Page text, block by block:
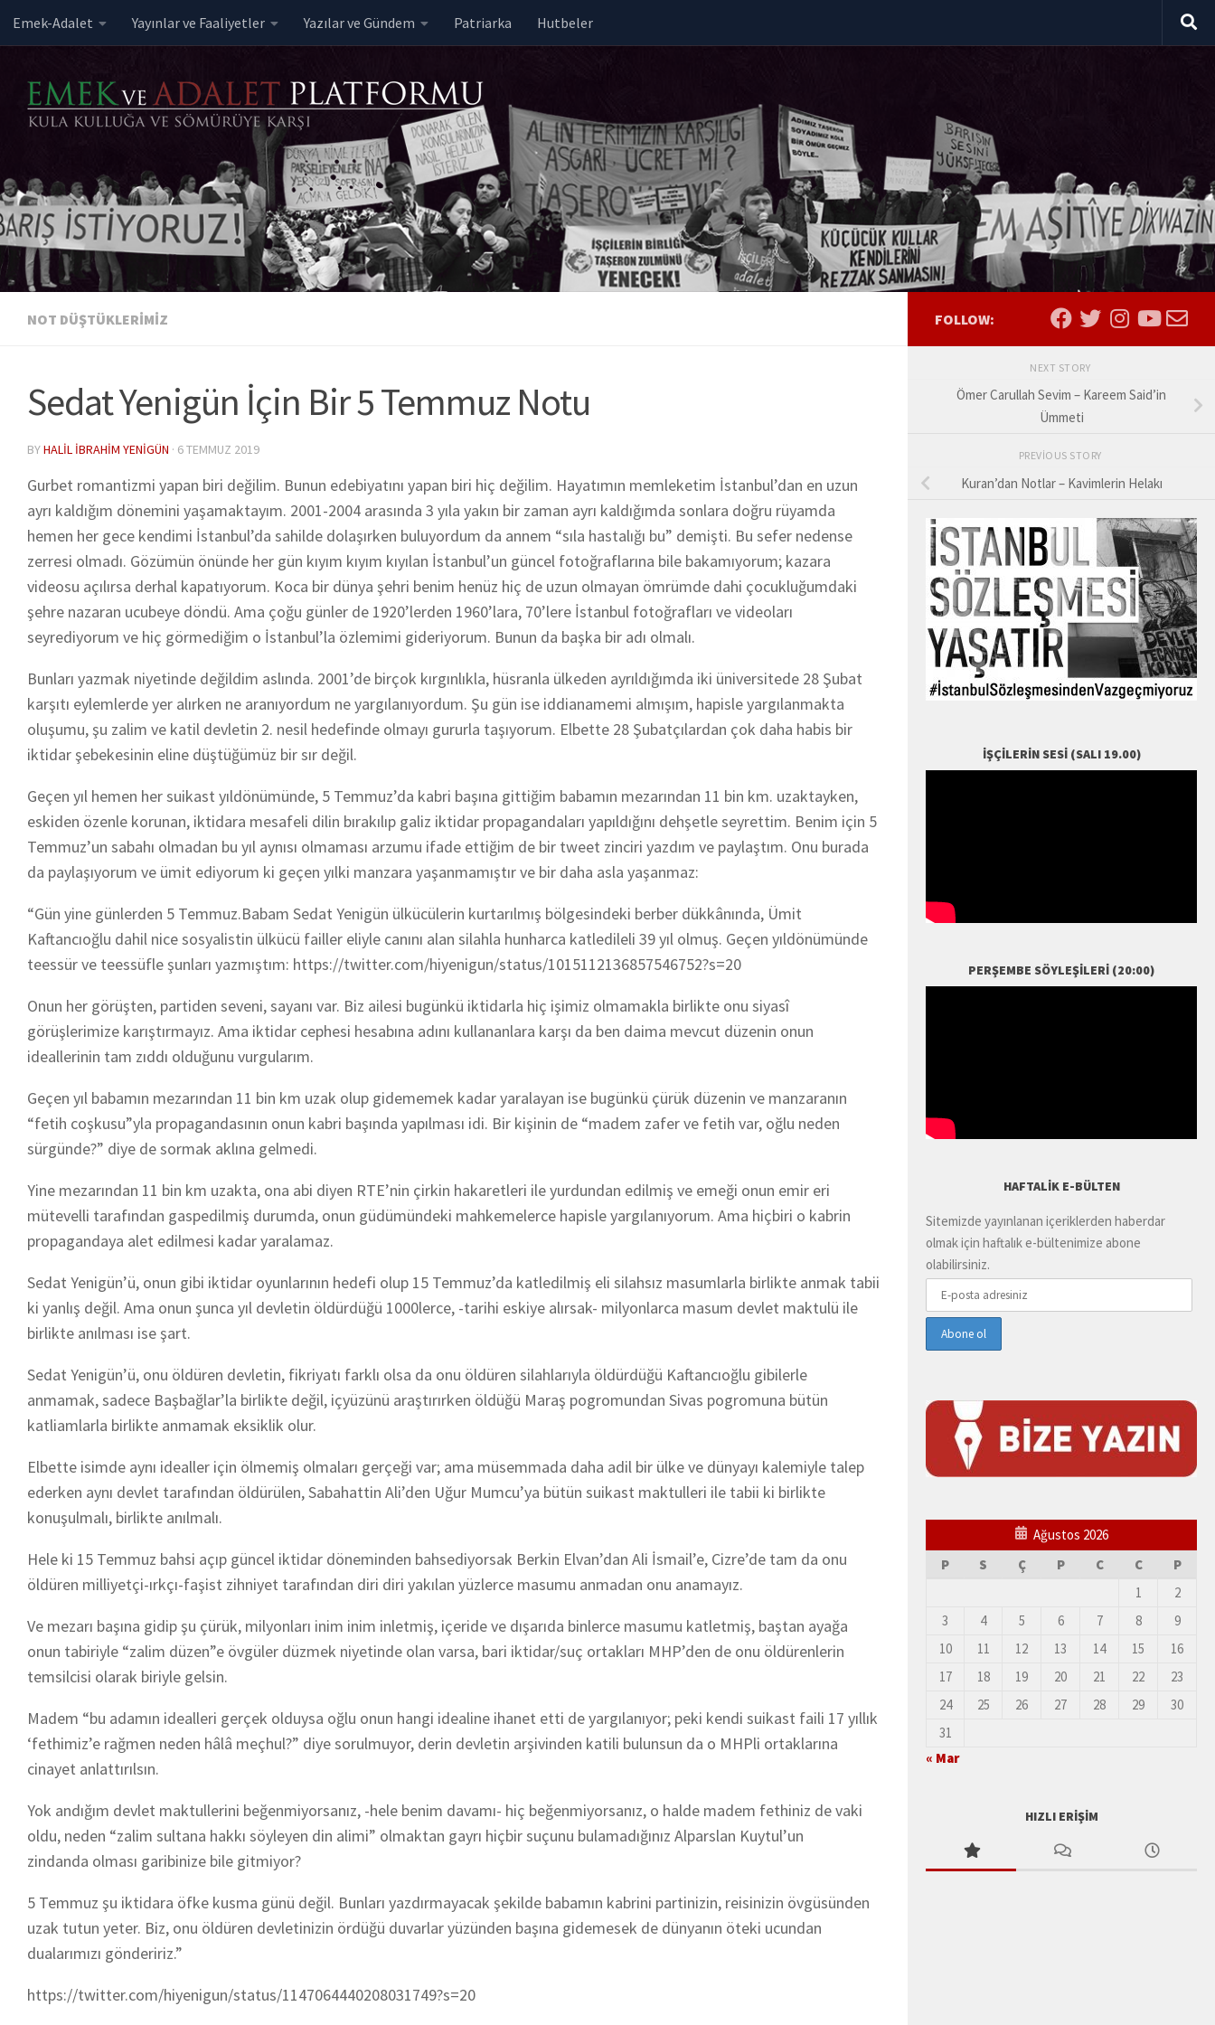
Skip to content
Emek-Adalet Yayınlar ve Faaliyetler Yazılar ve Gündem Patriarka Hutbeler
NOT DÜŞTÜKLERIMIZ
Sedat Yenigün İçin Bir 5 Temmuz Notu
BYHALIL İBRAHIM YENIGÜN · 6 TEMMUZ 2019
Gurbet romantizmi yapan biri değilim. Bunun edebiyatını yapan biri hiç değilim. Hayatımın memleketim İstanbul’dan en uzun
ayrı kaldığım dönemini yaşamaktayım. 2001-2004 arasında 3 yıla yakın bir zaman ayrı kaldığımda sonlara doğru rüyamda
hemen her gece kendimi İstanbul’da sahilde dolaşırken buluyordum da annem “sıla hastalığı bu” demişti. Bu sefer nedense
zerresi olmadı. Gözümün önünde her gün kıyım kıyım kıyılan İstanbul’un güncel fotoğraflarına bile bakamıyorum; kazara
videosu açılırsa derhal kapatıyorum. Koca bir dünya şehri benim henüz hiç de uzun olmayan ömrümde dahi çocukluğumdaki
şehre nazaran ucubeye döndü. Ama çoğu günler de 1920’lerden 1960’lara, 70’lere İstanbul fotoğrafları ve videoları
seyrediyorum ve hiç görmediğim o İstanbul’la özlemimi gideriyorum. Bunun da başka bir adı olmalı.
Bunları yazmak niyetinde değildim aslında. 2001’de birçok kırgınlıkla, hüsranla ülkeden ayrıldığımda iki üniversitede 28 Şubat
karşıtı eylemlerde yer alırken ne aranıyordum ne yargılanıyordum. Şu gün ise iddianamemi almışım, hapisle yargılanmakta
oluşumu, şu zalim ve katil devletin 2. nesil hedefinde olmayı gururla taşıyorum. Elbette 28 Şubatçılardan çok daha habis bir
iktidar şebekesinin eline düştüğümüz bir sır değil.
Geçen yıl hemen her suikast yıldönümünde, 5 Temmuz’da kabri başına gittiğim babamın mezarından 11 bin km. uzaktayken,
eskiden özenle korunan, iktidara mesafeli dilin bırakılıp galiz iktidar propagandaları yapıldığını dehşetle seyrettim. Benim için 5
Temmuz’un sabahı olmadan bu yıl aynısı olmaması arzumu ifade ettiğim de bir tweet zinciri yazdım ve paylaştım. Onu burada
da paylaşıyorum ve ümit ediyorum ki geçen yılki manzara yaşanmamıştır ve bir daha asla yaşanmaz:
“Gün yine günlerden 5 Temmuz.Babam Sedat Yenigün ülkücülerin kurtarılmış bölgesindeki berber dükkânında, Ümit
Kaftancıoğlu dahil nice sosyalistin ülkücü failler eliyle canını alan silahla hunharca katledileli 39 yıl olmuş. Geçen yıldönümünde
teessür ve teessüfle şunları yazmıştım: https://twitter.com/hiyenigun/status/1015112136857546752?s=20
Onun her görüşten, partiden seveni, sayanı var. Biz ailesi bugünkü iktidarla hiç işimiz olmamakla birlikte onu siyasî
görüşlerimize karıştırmayız. Ama iktidar cephesi hesabına adını kullananlara karşı da ben daima mevcut düzenin onun
ideallerinin tam zıddı olduğunu vurgularım.
Geçen yıl babamın mezarından 11 bin km uzak olup gidememek kadar yaralayan ise bugünkü çürük düzenin ve manzaranın
“fetih coşkusu”yla propagandasının onun kabri başında yapılması idi. Bir kişinin de “madem zafer ve fetih var, oğlu neden
sürgünde?” diye de sormak aklına gelmedi.
Yine mezarından 11 bin km uzakta, ona abi diyen RTE’nin çirkin hakaretleri ile yurdundan edilmiş ve emeği onun emir eri
mütevelli tarafından gaspedilmiş durumda, onun güdümündeki mahkemelerce hapisle yargılanıyorum. Ama hiçbiri o kabrin
propagandaya alet edilmesi kadar yaralamaz.
Sedat Yenigün’ü, onun gibi iktidar oyunlarının hedefi olup 15 Temmuz’da katledilmiş eli silahsız masumlarla birlikte anmak tabii
ki yanlış değil. Ama onun şunca yıl devletin öldürdüğü 1000lerce, -tarihi eskiye alırsak- milyonlarca masum devlet maktulü ile
birlikte anılması ise şart.
Sedat Yenigün’ü, onu öldüren devletin, fikriyatı farklı olsa da onu öldüren silahlarıyla öldürdüğü Kaftancıoğlu gibilerle
anmamak, sadece Başbağlar’la birlikte değil, içyüzünü araştırırken öldüğü Maraş pogromundan Sivas pogromuna bütün
katliamlarla birlikte anmamak eksiklik olur.
Elbette isimde aynı idealler için ölmemiş olmaları gerçeği var; ama müsemmada daha adil bir ülke ve dünyayı kalemiyle talep
ederken aynı devlet tarafından öldürülen, Sabahattin Ali’den Uğur Mumcu’ya bütün suikast maktulleri ile tabii ki birlikte
konuşulmalı, birlikte anılmalı.
Hele ki 15 Temmuz bahsi açıp güncel iktidar döneminden bahsediyorsak Berkin Elvan’dan Ali İsmail’e, Cizre’de tam da onu
öldüren milliyetçi-ırkçı-faşist zihniyet tarafından diri diri yakılan yüzlerce masumu anmadan onu anamayız.
Ve mezarı başına gidip şu çürük, milyonları inim inim inletmiş, içeride ve dışarıda binlerce masumu katletmiş, baştan ayağa
onun tabiriyle “zalim düzen”e övgüler düzmek niyetinde olan varsa, bari iktidar/suç ortakları MHP’den de onu öldürenlerin
temsilcisi olarak biriyle gelsin.
Madem “bu adamın idealleri gerçek olduysa oğlu onun hangi idealine ihanet etti de yargılanıyor; peki kendi suikast faili 17 yıllık
‘fethimiz’e rağmen neden hâlâ meçhul?” diye sorulmuyor, derin devletin arşivinden katili bulunsun da o MHPli ortaklarına
cinayet anlattırılsın.
Yok andığım devlet maktullerini beğenmiyorsanız, -hele benim davamı- hiç beğenmiyorsanız, o halde madem fethiniz de vaki
oldu, neden “zalim sultana hakkı söyleyen din alimi” olmaktan gayrı hiçbir suçunu bulamadığınız Alparslan Kuytul’un
zindanda olması garibinize bile gitmiyor?
5 Temmuz şu iktidara öfke kusma günü değil. Bunları yazdırmayacak şekilde babamın kabrini partinizin, reisinizin övgüsünden
uzak tutun yeter. Biz, onu öldüren devletinizin ördüğü duvarlar yüzünden başına gidemesek de dünyanın öteki ucundan
dualarımızı göndeririz.”
https://twitter.com/hiyenigun/status/1147064440208031749?s=20
FOLLOW:
NEXT STORY
Ömer Carullah Sevim – Kareem Said’in
Ümmeti
PREVIOUS STORY
Kuran’dan Notlar – Kavimlerin Helakı
İŞÇILERIN SESI (SALI 19.00)
PERŞEMBE SÖYLEŞILERI (20:00)
HAFTALIK E-BÜLTEN
Sitemizde yayınlanan içeriklerden haberdar
olmak için haftalık e-bültenimize abone
olabilirsiniz.
Ağustos 2026
P
S Ç P C C
P
1
2
3
4 5 6 7 8
9
10
11 12 13 14 15
16
17
18 19 20 21 22
23
24
25 26 27 28 29
30
31
« Mar
HIZLI ERIŞIM